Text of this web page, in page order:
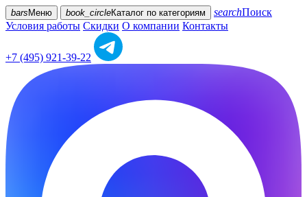
bars Меню book_circleКаталог по категориям searchПоиск
Условия работы Скидки О компании Контакты
+7 (495) 921-39-22